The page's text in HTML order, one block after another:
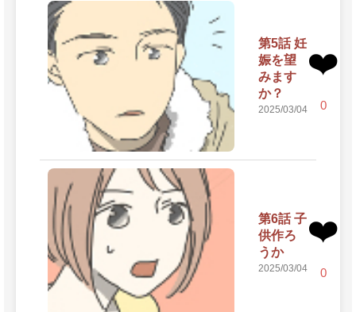
第5話 妊
娠を望
みます
か？
2025/03/04
❤️
0
第6話 子
供作ろ
うか
2025/03/04
❤️
0